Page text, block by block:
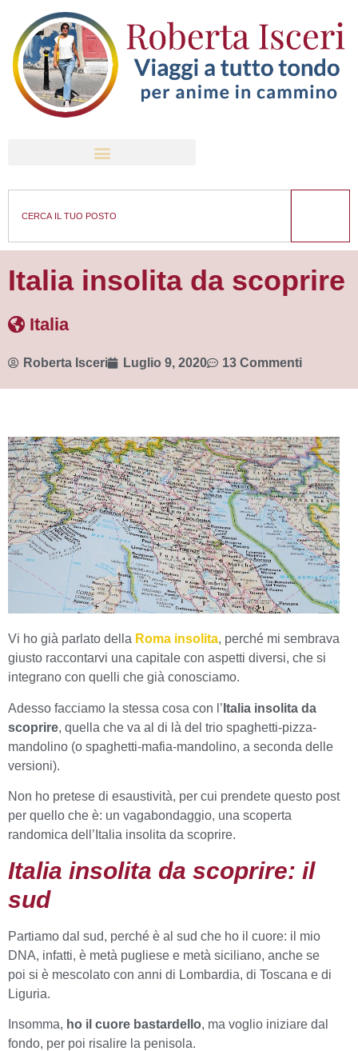
Italia insolita da scoprire
Italia
Roberta Isceri Luglio 9, 2020 13 Commenti
Vi ho già parlato della Roma insolita, perché mi sembrava
giusto raccontarvi una capitale con aspetti diversi, che si
integrano con quelli che già conosciamo.
Adesso facciamo la stessa cosa con l’ Italia insolita da
scoprire, quella che va al di là del trio spaghetti-pizza-
mandolino (o spaghetti-mafia-mandolino, a seconda delle
versioni).
Non ho pretese di esaustività, per cui prendete questo post
per quello che è: un vagabondaggio, una scoperta
randomica dell’Italia insolita da scoprire.
Italia insolita da scoprire: il
sud
Partiamo dal sud, perché è al sud che ho il cuore: il mio
DNA, infatti, è metà pugliese e metà siciliano, anche se
poi si è mescolato con anni di Lombardia, di Toscana e di
Liguria.
Insomma, ho il cuore bastardello, ma voglio iniziare dal
fondo, per poi risalire la penisola.